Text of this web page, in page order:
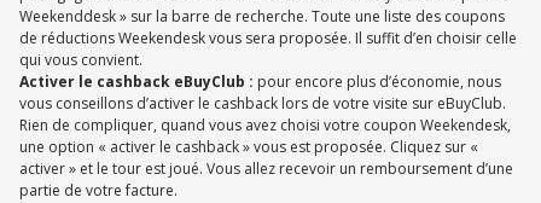
Weekenddesk » sur la barre de recherche. Toute une liste des coupons
de réductions Weekendesk vous sera proposée. Il suffit d’en choisir celle
qui vous convient.
Activer le cashback eBuyClub : pour encore plus d’économie, nous
vous conseillons d’activer le cashback lors de votre visite sur eBuyClub.
Rien de compliquer, quand vous avez choisi votre coupon Weekendesk,
une option « activer le cashback » vous est proposée. Cliquez sur «
activer » et le tour est joué. Vous allez recevoir un remboursement d’une
partie de votre facture.